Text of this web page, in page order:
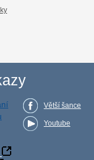
Větší šance
Youtube